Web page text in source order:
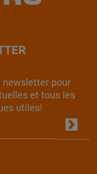
newsletter pour
et tous les
utiles!